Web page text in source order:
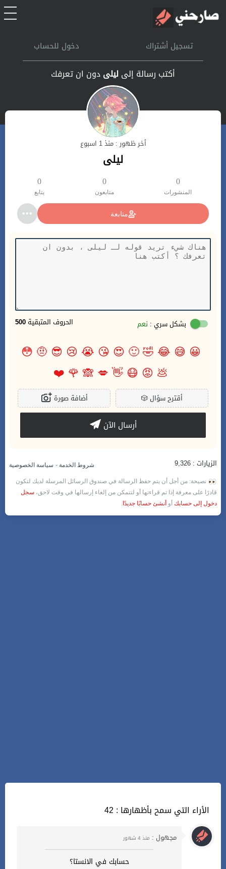
الرئيسيةتسجيل أشتراك دخول للحساب
أكتب رسالة إلى ليلىدون ان تعرفك
أخر ظهور : منذ 1 اسبوع
ليلى
0
المنشورات
0
متابعون
0
يتابع
متابعة
500 الحروف المتبقية بشكل سري : نعم
😀
😅
😂
🤣
🙂
😍
😘
😭
😢
😎
🤨
😳
💩
😡
😷
👋
💋
🙈
🌹
❤️
🎲أقترح سؤال أضافة صورة
أرسال الآن
الزيارات : 9,326 شروط الخدمة - سياسة الخصوصية
نصيحة: من أجل أن يتم حفظ الرسالة في صندوق الرسائل المرسلة لديك لتكون
قادرًا على معرفة إذا تم قراءتها أو لتتمكن من إلغاء إرسالها في وقت لاحق، سجل
دخول إلى حسابك أو أنشئ حسابًا جديدًا .
42 : الأراء التي سمح بأظهارها
مجهول : منذ 4 شهور
حسابك في الانستا؟